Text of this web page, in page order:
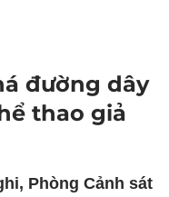
đường dây
thao giả
Phòng Cảnh sát